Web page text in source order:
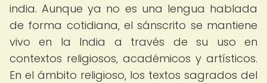
india. Aunque ya no es una lengua hablada
de forma cotidiana, el sánscrito se mantiene
vivo en la India a través de su uso en
contextos religiosos, académicos y artísticos.
En el ámbito religioso, los textos sagrados del